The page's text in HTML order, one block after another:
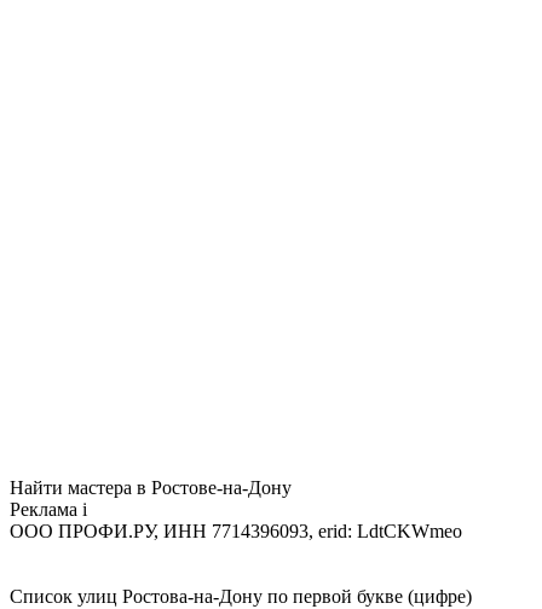
Найти мастера в Ростове-на-Дону
Реклама i
ООО ПРОФИ.РУ, ИНН 7714396093, erid: LdtCKWmeo
Список улиц Ростова-на-Дону по первой букве (цифре)